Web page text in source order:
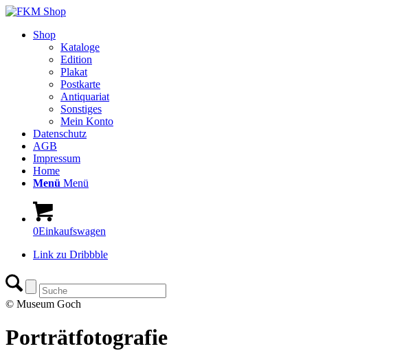
Shop
Kataloge
Edition
Plakat
Postkarte
Antiquariat
Sonstiges
Mein Konto
Datenschutz
AGB
Impressum
Home
Menü Menü
0Einkaufswagen
Link zu Dribbble
© Museum Goch
Porträtfotografie